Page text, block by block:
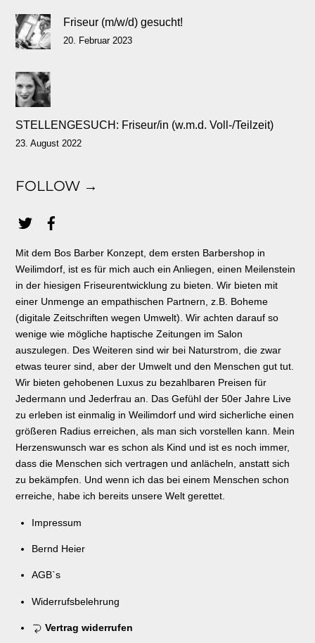
Friseur (m/w/d) gesucht!
20. Februar 2023
STELLENGESUCH: Friseur/in (w.m.d. Voll-/Teilzeit)
23. August 2022
FOLLOW →
Mit dem Bos Barber Konzept, dem ersten Barbershop in
Weilimdorf, ist es für mich auch ein Anliegen, einen Meilenstein
in der hiesigen Friseurentwicklung zu bieten. Wir bieten mit
einer Unmenge an empathischen Partnern, z.B. Boheme
(digitale Zeitschriften wegen Umwelt). Wir achten darauf so
wenige wie mögliche haptische Zeitungen im Salon
auszulegen. Des Weiteren sind wir bei Naturstrom, die zwar
etwas teurer sind, aber der Umwelt und den Menschen gut tut.
Wir bieten gehobenen Luxus zu bezahlbaren Preisen für
Jedermann und Jederfrau an. Das Gefühl der 50er Jahre Live
zu erleben ist einmalig in Weilimdorf und wird sicherliche einen
größeren Radius erreichen, als man sich vorstellen kann. Mein
Herzenswunsch war es schon als Kind und ist es noch immer,
dass die Menschen sich vertragen und anlächeln, anstatt sich
zu bekämpfen. Und wenn ich das bei einem Menschen schon
erreiche, habe ich bereits unsere Welt gerettet.
Impressum
Bernd Heier
AGB`s
Widerrufsbelehrung
Vertrag widerrufen